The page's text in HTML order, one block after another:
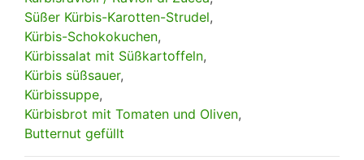
Süßer Kürbis-Karotten-Strudel,
Kürbis-Schokokuchen,
Kürbissalat mit Süßkartoffeln,
Kürbis süßsauer,
Kürbissuppe,
Kürbisbrot mit Tomaten und Oliven,
Butternut gefüllt